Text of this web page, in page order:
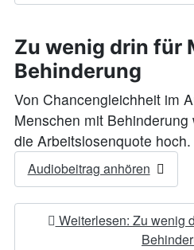
Zu wenig drin für
Behinderung
Von Chancengleichheit im
Menschen mit
die Arbeitslosenquote hoch.
Audiobeitrag anhören
Weiterlesen: Zu wenig